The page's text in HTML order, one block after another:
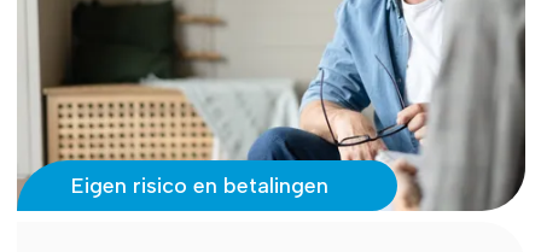
Eigen risico en betalingen